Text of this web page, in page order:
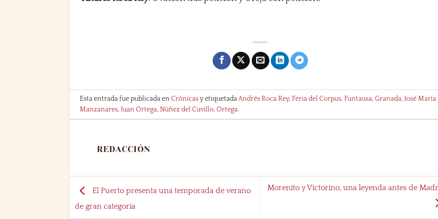
Esta entrada fue publicada enCrónicasy etiquetadaAndrés Roca Rey,Feria del Corpus,Funtausa,Granada,José María
Manzanares,Juan Ortega,Núñez del Cuvillo,Ortega.
REDACCIÓN
El Puerto presenta una temporada de verano
de gran categoría
Morenito y Victorino, una leyenda antes de